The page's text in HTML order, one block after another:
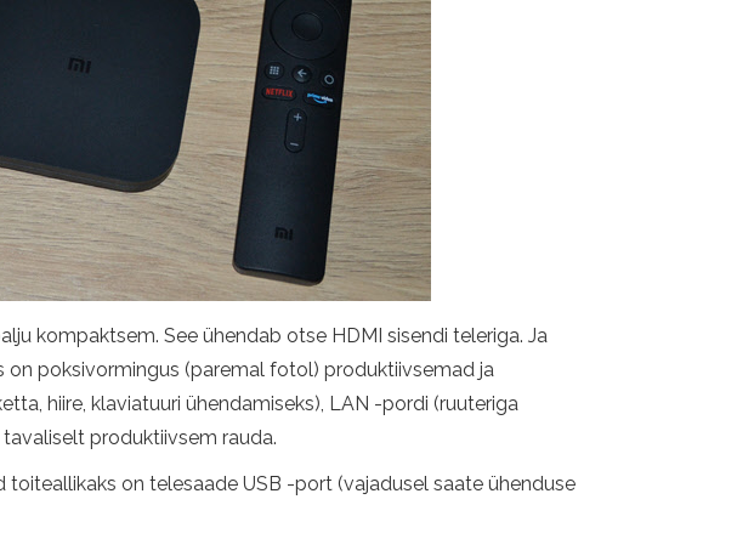
kompaktsem. See ühendab otse HDMI sisendi teleriga. Ja
on poksivormingus (paremal fotol) produktiivsemad ja
hiire, klaviatuuri ühendamiseks), LAN -pordi (ruuteriga
tavaliselt produktiivsem rauda.
on telesaade USB -port (vajadusel saate ühenduse